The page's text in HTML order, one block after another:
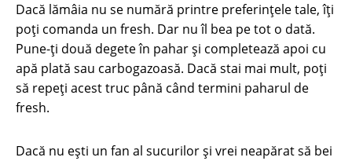
Dacă lămâia nu se numără printre preferințele tale, îți
poți comanda un fresh. Dar nu îl bea pe tot o dată.
Pune-ți două degete în pahar și completează apoi cu
apă plată sau carbogazoasă. Dacă stai mai mult, poți
să repeți acest truc până când termini paharul de
fresh.
Dacă nu ești un fan al sucurilor și vrei neapărat să bei